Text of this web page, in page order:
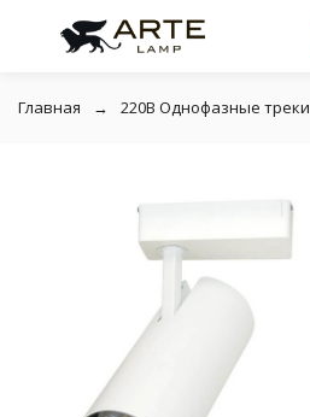
Главная 220В Однофазные треки